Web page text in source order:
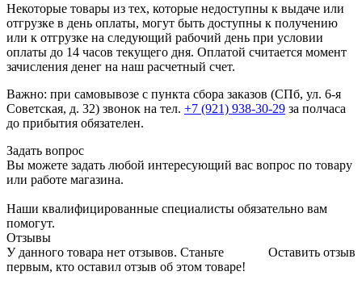
Некоторые товары из тех, которые недоступны к выдаче или
отгрузке в день оплаты, могут быть доступны к получению
или к отгрузке на следующий рабочий день при условии
оплаты до 14 часов текущего дня. Оплатой считается момент
зачисления денег на наш расчетный счет.
Важно: при самовывозе с пункта сборa заказов (СПб, ул. 6-я
Советская, д. 32) звонок на тел. +7 (921) 938-30-29 за полчаса
до прибытия обязателен.
Задать вопрос
Вы можете задать любой интересующий вас вопрос по товару
или работе магазина.
Наши квалифицированные специалисты обязательно вам
помогут.
Отзывы
Оставить отзыв
У данного товара нет отзывов. Станьте
первым, кто оставил отзыв об этом товаре!